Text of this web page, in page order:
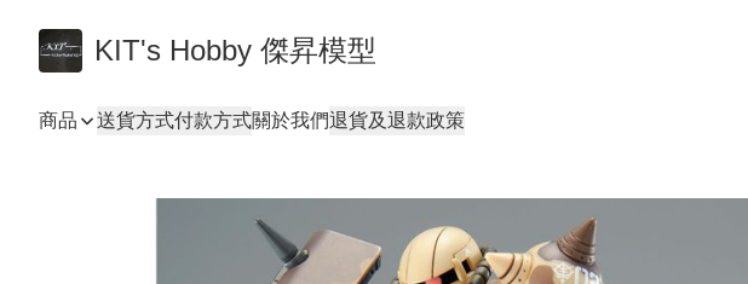
KIT's Hobby 傑昇模型
商品 送貨方式付款方式關於我們退貨及退款政策